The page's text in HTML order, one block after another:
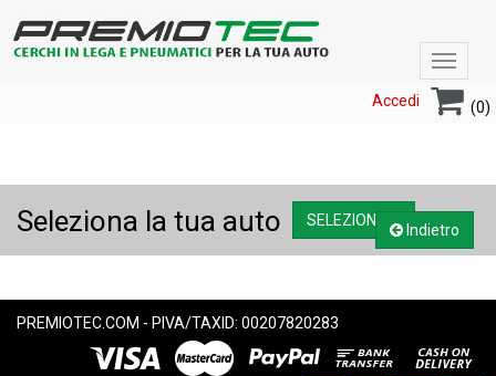
Toggle
Accedi
(0)
Seleziona la tua auto SELEZIONA....
Indietro
PREMIOTEC.COM - PIVA/TAXID: 00207820283